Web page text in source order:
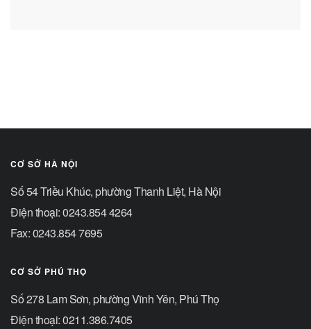
CƠ SỞ HÀ NỘI
Số 54 Triều Khúc, phường Thanh Liệt, Hà Nội
Điện thoại: 0243.854 4264
Fax: 0243.854 7695
CƠ SỞ PHÚ THỌ
Số 278 Lam Sơn, phường Vĩnh Yên, Phú Thọ
Điện thoại: 0211.386.7405